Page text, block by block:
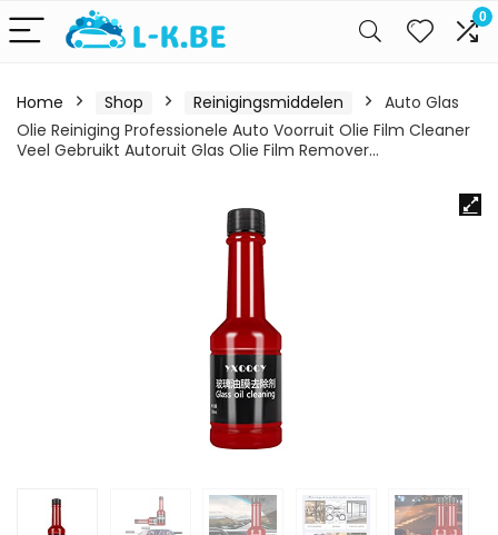
0
Home Shop Reinigingsmiddelen
Auto Glas
Olie Reiniging Professionele Auto Voorruit Olie Film Cleaner
Veel Gebruikt Autoruit Glas Olie Film Remover…